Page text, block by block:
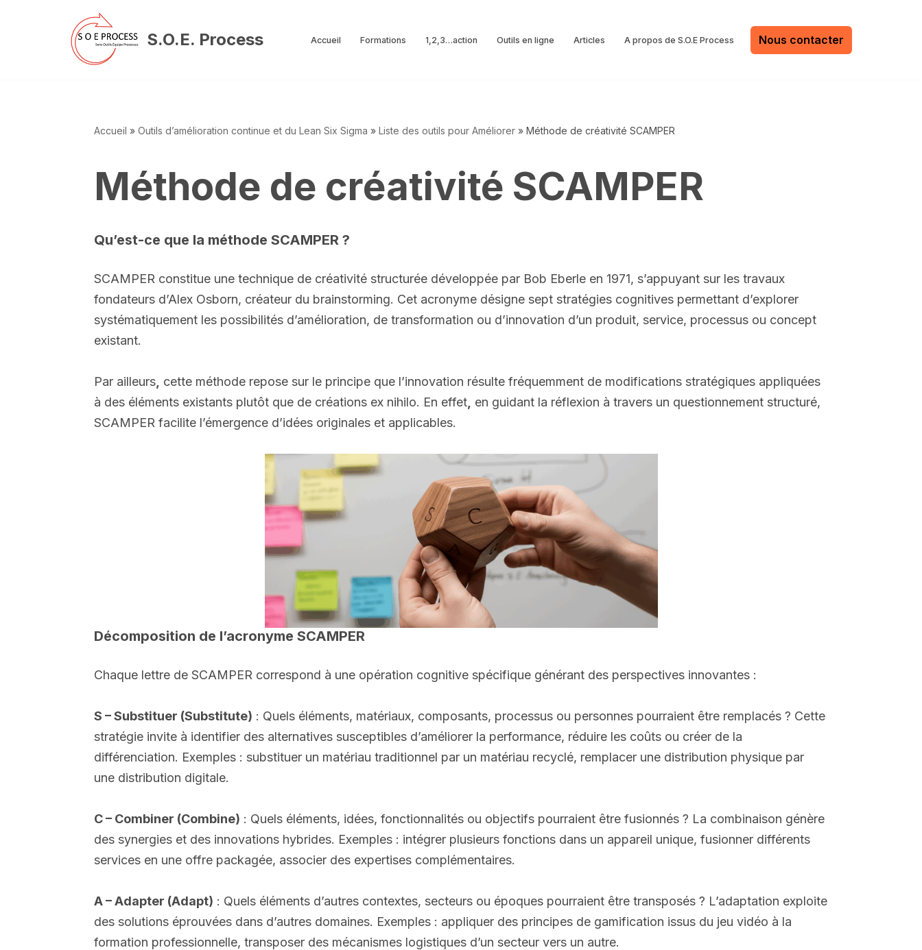
S.O.E. Process Accueil Formations 1,2,3…action Outils en ligne Articles A propos de S.O.E Process Nous contacter
Accueil »Outils d’amélioration continue et du Lean Six Sigma »Liste des outils pour Améliorer »Méthode de créativité SCAMPER
Méthode de créativité SCAMPER
Qu’est-ce que la méthode SCAMPER ?
SCAMPER constitue une technique de créativité structurée développée par Bob Eberle en 1971, s’appuyant sur les travaux
fondateurs d’Alex Osborn, créateur du brainstorming. Cet acronyme désigne sept stratégies cognitives permettant d’explorer
systématiquement les possibilités d’amélioration, de transformation ou d’innovation d’un produit, service, processus ou concept
existant.
Par ailleurs cette méthode repose sur le principe que l’innovation résulte fréquemment de modifications stratégiques appliquées
à des éléments existants plutôt que de créations ex nihilo. En effet en guidant la réflexion à travers un questionnement structuré,
SCAMPER facilite l’émergence d’idées originales et applicables.
Décomposition de l’acronyme SCAMPER
Chaque lettre de SCAMPER correspond à une opération cognitive spécifique générant des perspectives innovantes :
S – Substituer (Substitute) : Quels éléments, matériaux, composants, processus ou personnes pourraient être remplacés ? Cette
stratégie invite à identifier des alternatives susceptibles d’améliorer la performance, réduire les coûts ou créer de la
différenciation. Exemples : substituer un matériau traditionnel par un matériau recyclé, remplacer une distribution physique par
une distribution digitale.
C – Combiner (Combine) : Quels éléments, idées, fonctionnalités ou objectifs pourraient être fusionnés ? La combinaison génère
des synergies et des innovations hybrides. Exemples : intégrer plusieurs fonctions dans un appareil unique, fusionner différents
services en une offre packagée, associer des expertises complémentaires.
A – Adapter (Adapt) : Quels éléments d’autres contextes, secteurs ou époques pourraient être transposés ? L’adaptation exploite
des solutions éprouvées dans d’autres domaines. Exemples : appliquer des principes de gamification issus du jeu vidéo à la
formation professionnelle, transposer des mécanismes logistiques d’un secteur vers un autre.